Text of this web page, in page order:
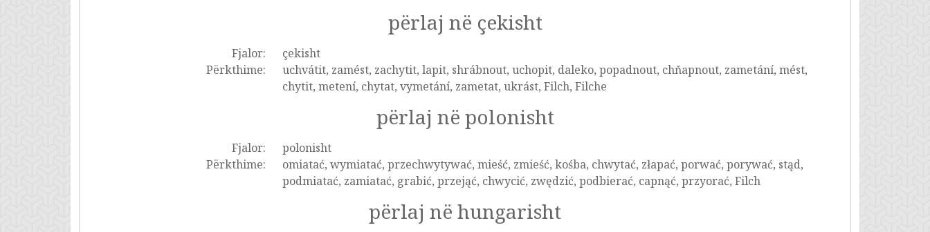
përlaj në çekisht
Fjalor:
çekisht
Përkthime:
uchvátit, zamést, zachytit, lapit, shrábnout, uchopit, daleko, popadnout, chňapnout, zametání, mést,
chytit, metení, chytat, vymetání, zametat, ukrást, Filch, Filche
përlaj në polonisht
Fjalor:
polonisht
Përkthime:
omiatać, wymiatać, przechwytywać, mieść, zmieść, kośba, chwytać, złapać, porwać, porywać, stąd,
podmiatać, zamiatać, grabić, przejąć, chwycić, zwędzić, podbierać, capnąć, przyorać, Filch
përlaj në hungarisht